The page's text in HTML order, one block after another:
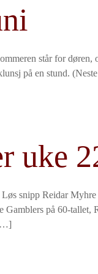
står for døren,
på en stund.
uke
snipp Reidar Myhre
Gamblers på 60-tallet,